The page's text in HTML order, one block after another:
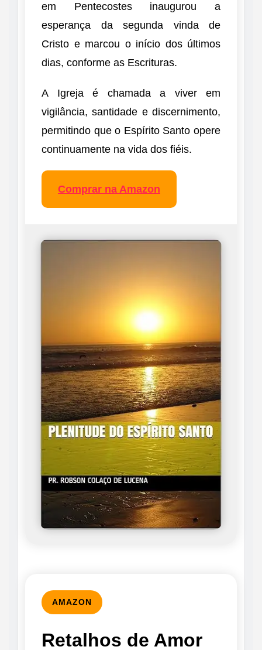
em Pentecostes inaugurou a
esperança da segunda vinda de
Cristo e marcou o início dos últimos
dias, conforme as Escrituras.
A Igreja é chamada a viver em
vigilância, santidade e discernimento,
permitindo que o Espírito Santo opere
continuamente na vida dos fiéis.
Comprar na Amazon
AMAZON
Retalhos de Amor